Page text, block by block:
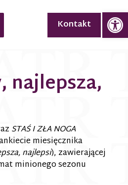
Kontakt
najlepsza,
STAŚ I ZŁA NOGA
miesięcznika
najlepsi), zawierającej
minionego sezonu